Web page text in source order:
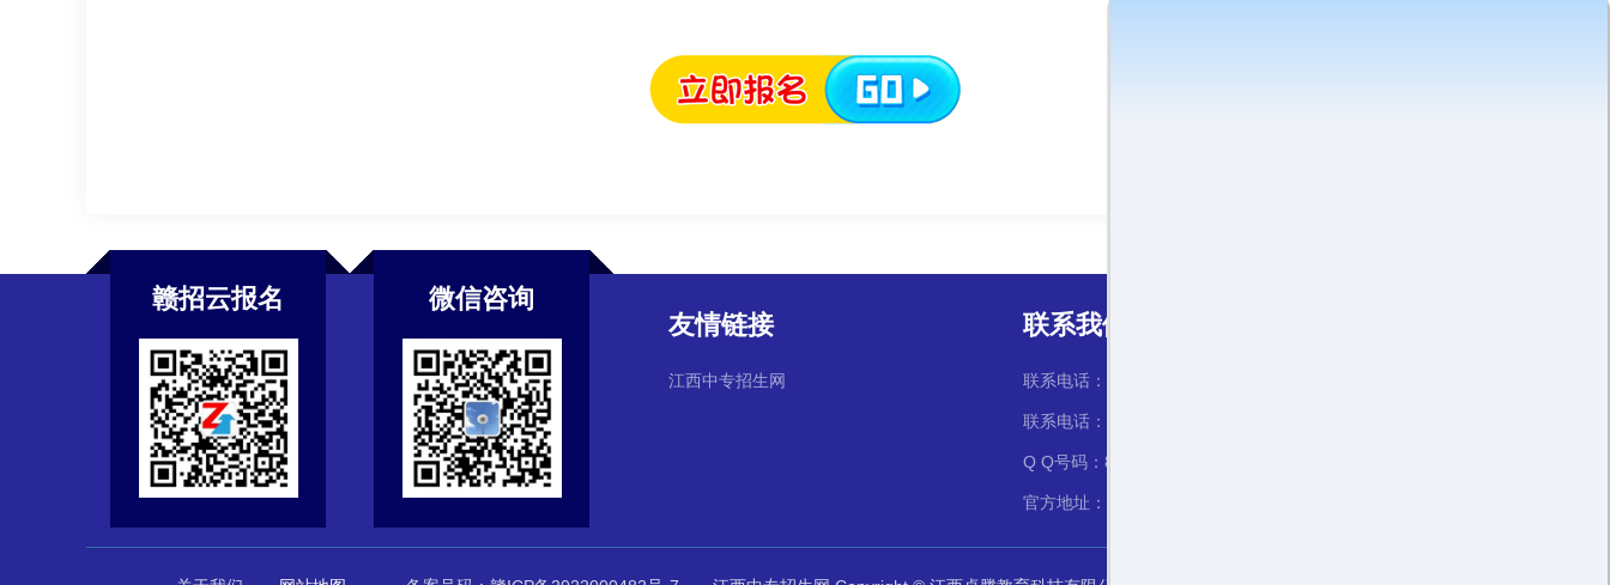
赣招云报名
微信咨询
友情链接
江西中专招生网
联系我们：
联系电话：18170859885
联系电话：17370007785
Q Q号码：82204061
官方地址：江西省南昌市经开大道1388号